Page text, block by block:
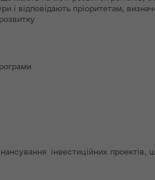
і відповідають пріоритетам,
інвестиційних